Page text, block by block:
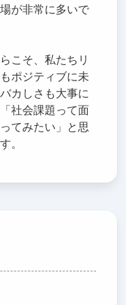
が非常に多いで
こそ、私たちリ
ポジティブに未
カしさも大事に
社会課題って面
てみたい」と思
。